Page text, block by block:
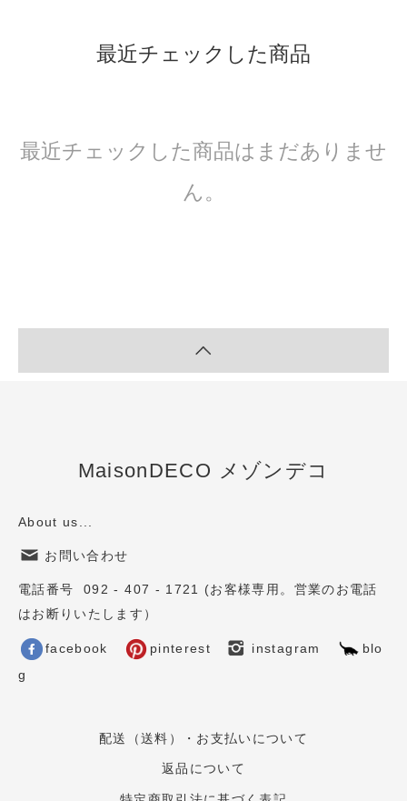
最近チェックした商品
最近チェックした商品はまだありませ
ん。
MaisonDECO メゾンデコ
About us...
お問い合わせ
電話番号 092 - 407 - 1721 (お客様専用。営業のお電話
はお断りいたします）
facebook pinterest instagram
blo
g
配送（送料）・お支払いについて
返品について